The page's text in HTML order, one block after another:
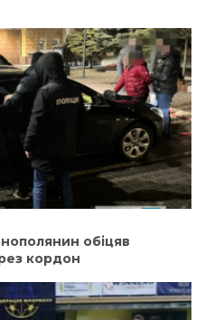
обіцяв
кордон